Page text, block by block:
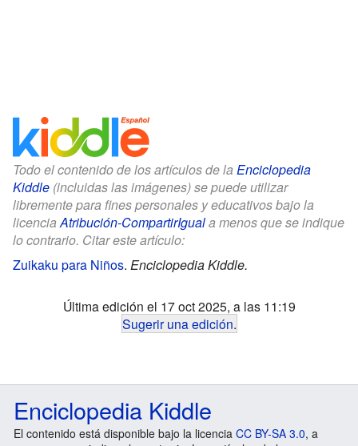
Todo el contenido de los artículos de la Enciclopedia
Kiddle (incluidas las imágenes) se puede utilizar
libremente para fines personales y educativos bajo la
licencia Atribución-CompartirIguala menos que se indique
lo contrario. Citar este artículo:
Zuikaku para Niños. Enciclopedia Kiddle.
Última edición el 17 oct 2025, a las 11:19
Sugerir una edición.
Enciclopedia Kiddle
El contenido está disponible bajo la licencia CC BY-SA 3.0, a